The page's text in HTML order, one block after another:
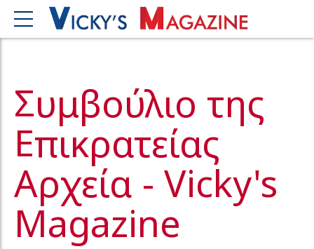
Συμβούλιο της
Επικρατείας
Αρχεία - Vicky's
Magazine